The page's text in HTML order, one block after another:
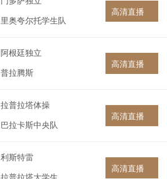
里奥夸尔托学生队
高清直播
阿根廷独立
普拉腾斯
高清直播
拉普拉塔体操
巴拉卡斯中央队
高清直播
利斯特雷
拉普拉塔大学生
高清直播